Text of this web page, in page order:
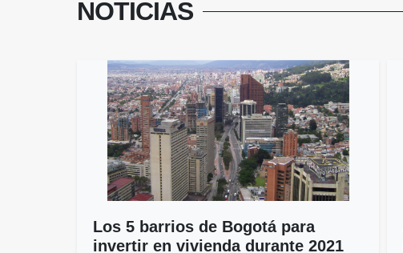
NOTICIAS
Los 5 barrios de Bogotá para
invertir en vivienda durante 2021